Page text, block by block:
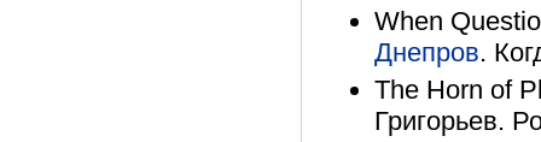
When
Днепров.
The Horn of
Григорьев.